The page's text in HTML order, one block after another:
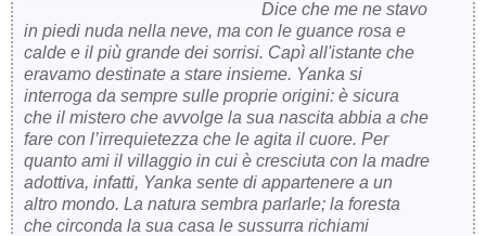
Dice che me ne stavo
in piedi nuda nella neve, ma con le guance rosa e
calde e il più grande dei sorrisi. Capì all'istante che
eravamo destinate a stare insieme. Yanka si
interroga da sempre sulle proprie origini: è sicura
che il mistero che avvolge la sua nascita abbia a che
fare con l’irrequietezza che le agita il cuore. Per
quanto ami il villaggio in cui è cresciuta con la madre
adottiva, infatti, Yanka sente di appartenere a un
altro mondo. La natura sembra parlarle; la foresta
che circonda la sua casa le sussurra richiami